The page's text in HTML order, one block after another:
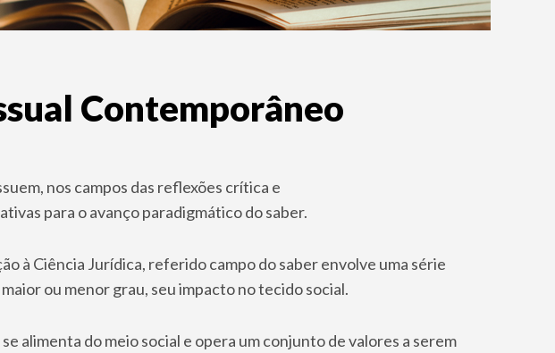
Contemporâneo
nos campos das reflexões crítica e
para o avanço paradigmático do saber.
à Ciência Jurídica, referido campo do saber envolve uma série
ou menor grau, seu impacto no tecido social.
alimenta do meio social e opera um conjunto de valores a serem